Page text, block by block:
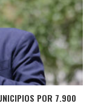
POR 7.900